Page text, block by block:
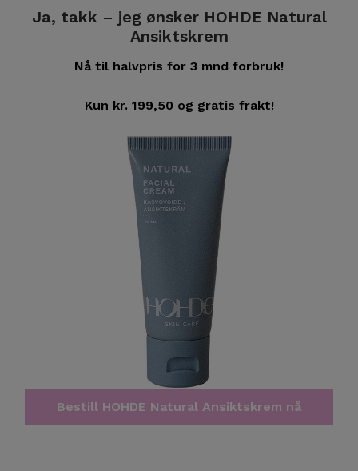
Ja, takk – jeg ønsker HOHDE Natural
Ansiktskrem
Nå til halvpris for 3 mnd forbruk!
Kun kr. 199,50 og gratis frakt!
Bestill HOHDE Natural Ansiktskrem nå